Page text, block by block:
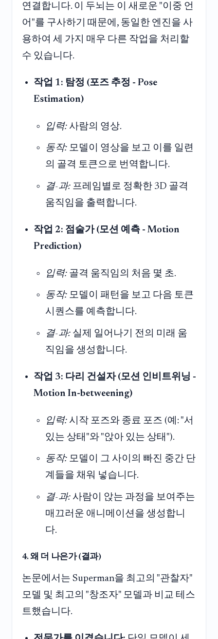
연결합니다. 이 두뇌는 이 새로운 "이중 언
어"를 구사하기 때문에, 동일한 엔진을 사
용하여 세 가지 매우 다른 작업을 처리할
수 있습니다.
작업 1: 탐정 (포즈 추정 - Pose
Estimation)
입력: 사람의 영상.
동작: 모델이 영상을 보고 이를 일련
의 골격 토큰으로 번역합니다.
결-과: 프레임별로 정확한 3D 골격
움직임을 출력합니다.
작업 2: 점술가 (모션 예측 - Motion
Prediction)
입력: 골격 움직임의 처음 몇 초.
동작: 모델이 패턴을 보고 다음 토큰
시퀀스를 예측합니다.
결-과: 실제 일어나기 전의 미래 움
직임을 생성합니다.
작업 3: 다리 건설자 (모션 인비트위닝 -
Motion In-betweening)
입력: 시작 포즈와 종료 포즈 (예: "서
있는 상태"와 "앉아 있는 상태").
동작: 모델이 그 사이의 빠진 중간 단
계들을 채워 넣습니다.
결-과: 사람이 앉는 과정을 보여주는
매끄러운 애니메이션을 생성합니
다.
4. 왜 더 나은가 (결과)
논문에서는 Superman을 최고의 "관찰자"
모델 및 최고의 "창조자" 모델과 비교 테스
트했습니다.